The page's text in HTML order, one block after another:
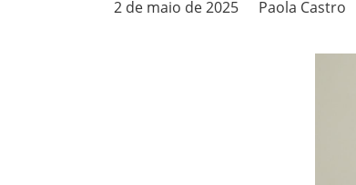
2 de maio de 2025 Paola Castro